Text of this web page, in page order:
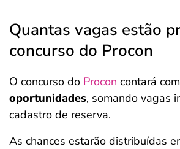
Quantas vagas estão
concurso do Procon
O concurso do Procon contará com
oportunidades, somando vagas
cadastro de reserva.
As chances estarão distribuídas